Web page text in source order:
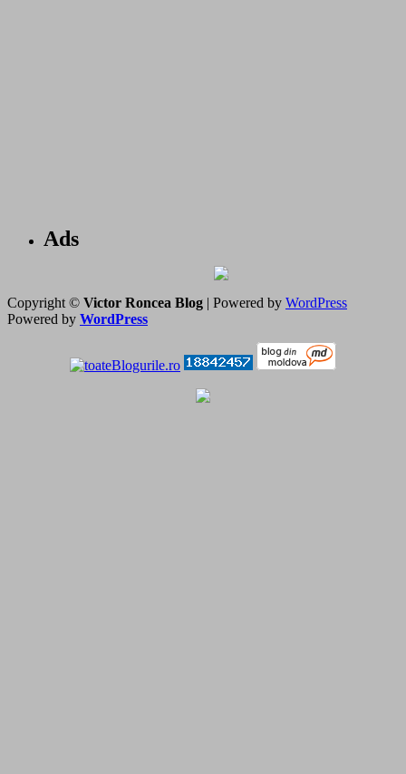
Ads
Copyright © Victor Roncea Blog | Powered by WordPress
Powered by WordPress